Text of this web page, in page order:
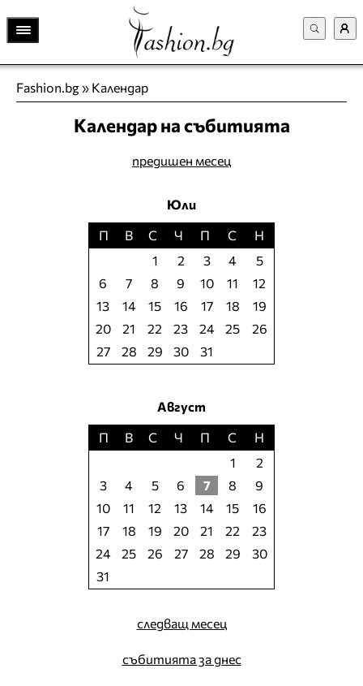
Fashion.bg» Календар
Календар на събитията
предишен месец
Юли
П
В С Ч П С
Н
1
2 3 4
5
6
7 8 9 10 11
12
13
14 15 16 17 18
19
20
21 22 23 24 25
26
27
28 29 30 31
Август
П
В С Ч П С
Н
1
2
3
4 5 6 7 8
9
10
11 12 13 14 15
16
17
18 19 20 21 22
23
24
25 26 27 28 29
30
31
следващ месец
събитията за днес